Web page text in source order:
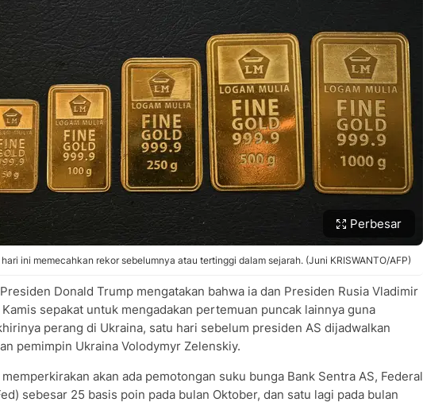
Perbesar
ini memecahkan rekor sebelumnya atau tertinggi dalam sejarah. (Juni KRISWANTO/AFP)
Donald Trump mengatakan bahwa ia dan Presiden Rusia Vladimir
sepakat untuk mengadakan pertemuan puncak lainnya guna
perang di Ukraina, satu hari sebelum presiden AS dijadwalkan
pemimpin Ukraina Volodymyr Zelenskiy.
akan ada pemotongan suku bunga Bank Sentra AS, Federal
sebesar 25 basis poin pada bulan Oktober, dan satu lagi pada bulan